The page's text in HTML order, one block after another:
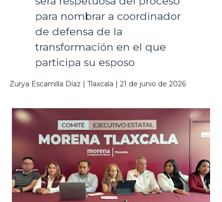
para nombrar a coordinador
de defensa de la
transformación en el que
participa su esposo
Zurya Escamilla Díaz | Tlaxcala | 21 de junio de 2026